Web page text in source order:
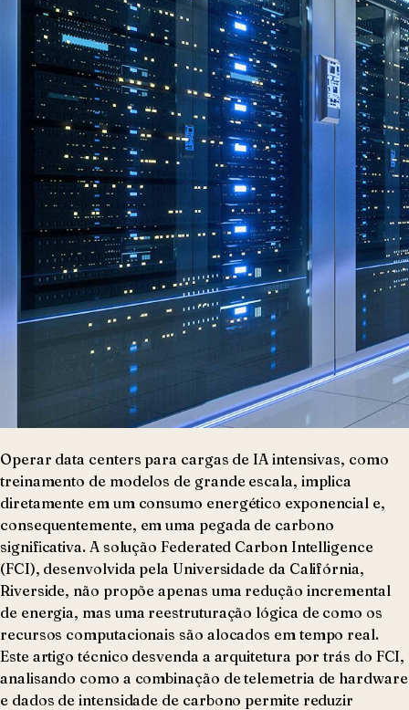
Operar data centers para cargas de IA intensivas, como
treinamento de modelos de grande escala, implica
diretamente em um consumo energético exponencial e,
consequentemente, em uma pegada de carbono
significativa. A solução Federated Carbon Intelligence
(FCI), desenvolvida pela Universidade da Califórnia,
Riverside, não propõe apenas uma redução incremental
de energia, mas uma reestruturação lógica de como os
recursos computacionais são alocados em tempo real.
Este artigo técnico desvenda a arquitetura por trás do FCI,
analisando como a combinação de telemetria de hardware
e dados de intensidade de carbono permite reduzir